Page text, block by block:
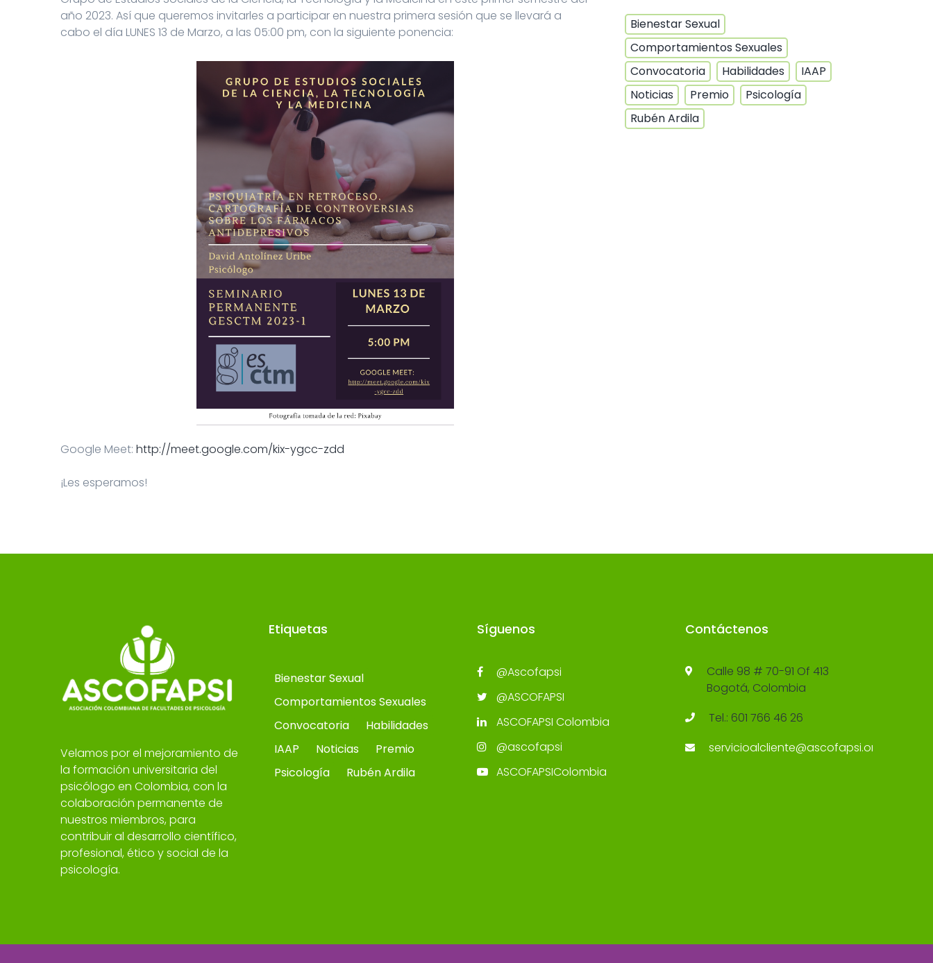
año 2023. Así que queremos invitarles a participar en nuestra primera sesión que se llevará a
cabo el día LUNES 13 de Marzo, a las 05:00 pm, con la siguiente ponencia:
Google Meet: http://meet.google.com/kix-ygcc-zdd
¡Les esperamos!
Bienestar Sexual
Comportamientos Sexuales
Convocatoria
Habilidades
IAAP
Noticias
Premio
Psicología
Rubén Ardila
Velamos por el mejoramiento de
la formación universitaria del
psicólogo en Colombia, con la
colaboración permanente de
nuestros miembros, para
contribuir al desarrollo científico,
profesional, ético y social de la
psicología.
Etiquetas
Bienestar Sexual
Comportamientos Sexuales
Convocatoria
Habilidades
IAAP
Noticias
Premio
Psicología
Rubén Ardila
Síguenos
@Ascofapsi
@ASCOFAPSI
ASCOFAPSI Colombia
@ascofapsi
ASCOFAPSIColombia
Contáctenos
Calle 98 # 70-91 Of 413
Bogotá, Colombia
Tel.: 601 766 46 26
servicioalcliente@ascofapsi.org.co